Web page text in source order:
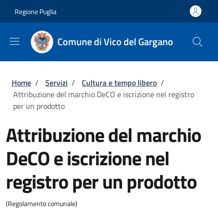
Regione Puglia
Comune di Vico del Gargano
Briciole di pane
Home / Servizi / Cultura e tempo libero /
Attribuzione del marchio DeCO e iscrizione nel registro
per un prodotto
Attribuzione del marchio
DeCO e iscrizione nel
registro per un prodotto
(Regolamento comunale)